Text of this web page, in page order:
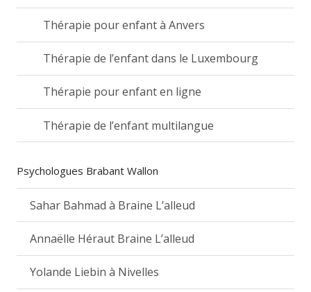
Thérapie pour enfant à Anvers
Thérapie de l’enfant dans le Luxembourg
Thérapie pour enfant en ligne
Thérapie de l’enfant multilangue
Psychologues Brabant Wallon
Sahar Bahmad à Braine L’alleud
Annaëlle Héraut Braine L’alleud
Yolande Liebin à Nivelles